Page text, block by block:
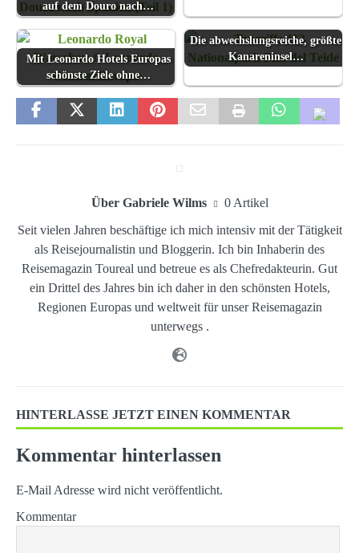
auf dem Douro nach…
Mit Leonardo Hotels Europas
schönste Ziele ohne…
Die abwechslungsreiche, größte
Kanareninsel…
Über Gabriele Wilms
0 Artikel
Seit vielen Jahren beschäftige ich mich intensiv mit der Tätigkeit
als Reisejournalistin und Bloggerin. Ich bin Inhaberin des
Reisemagazin Toureal und betreue es als Chefredakteurin. Gut
ein Drittel des Jahres bin ich daher in den schönsten Hotels,
Regionen Europas und weltweit für unser Reisemagazin
unterwegs .
HINTERLASSE JETZT EINEN KOMMENTAR
Kommentar hinterlassen
E-Mail Adresse wird nicht veröffentlicht.
Kommentar